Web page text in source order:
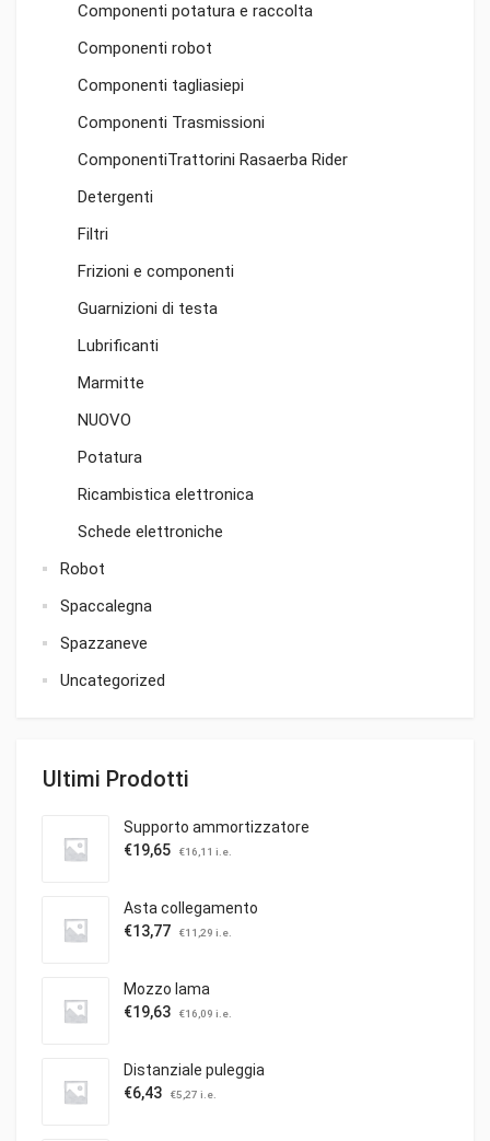
Componenti potatura e raccolta
Componenti robot
Componenti tagliasiepi
Componenti Trasmissioni
ComponentiTrattorini Rasaerba Rider
Detergenti
Filtri
Frizioni e componenti
Guarnizioni di testa
Lubrificanti
Marmitte
NUOVO
Potatura
Ricambistica elettronica
Schede elettroniche
Robot
Spaccalegna
Spazzaneve
Uncategorized
Ultimi Prodotti
Supporto ammortizzatore
€19,65 €16,11 i.e.
Asta collegamento
€13,77 €11,29 i.e.
Mozzo lama
€19,63 €16,09 i.e.
Distanziale puleggia
€6,43 €5,27 i.e.